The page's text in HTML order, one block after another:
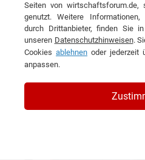
Superfinish-
LCM
Seiten von wirtschaftsforum.de,
genutzt. Weitere
durch Drittanbieter, finden Sie
unseren Datenschutzhinweisen.
Cookies ablehnen oder jederzeit
anpassen.